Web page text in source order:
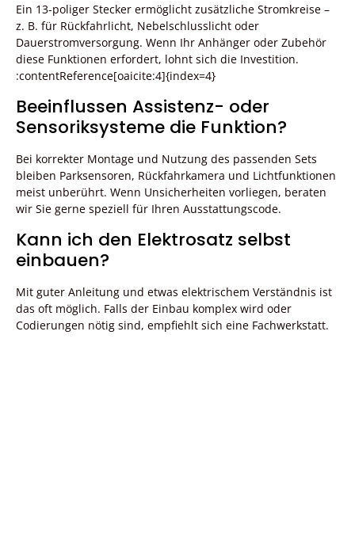
Ein 13-poliger Stecker ermöglicht zusätzliche Stromkreise –
z. B. für Rückfahrlicht, Nebelschlusslicht oder
Dauerstromversorgung. Wenn Ihr Anhänger oder Zubehör
diese Funktionen erfordert, lohnt sich die Investition.
:contentReference[oaicite:4]{index=4}
Beeinflussen Assistenz- oder
Sensoriksysteme die Funktion?
Bei korrekter Montage und Nutzung des passenden Sets
bleiben Parksensoren, Rückfahrkamera und Lichtfunktionen
meist unberührt. Wenn Unsicherheiten vorliegen, beraten
wir Sie gerne speziell für Ihren Ausstattungscode.
Kann ich den Elektrosatz selbst
einbauen?
Mit guter Anleitung und etwas elektrischem Verständnis ist
das oft möglich. Falls der Einbau komplex wird oder
Codierungen nötig sind, empfiehlt sich eine Fachwerkstatt.